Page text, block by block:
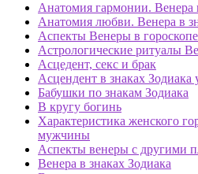
Анатомия гармонии. Венера
Анатомия любви. Венера в
Аспекты Венеры в
Астрологические ритуалы
Асцедент, секс и брак
Асцендент в знаках
Бабушки по знакам Зодиака
В кругу богинь
Характеристика женского
мужчины
Аспекты венеры с другими
Венера в знаках Зодиака